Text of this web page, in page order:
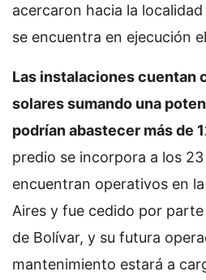
acercaron hacia la
se encuentra en ejecución
Las instalaciones cuentan
solares sumando una
podrían abastecer más de
predio se incorpora a los
encuentran operativos en
Aires y fue cedido por
de Bolívar, y su futura
mantenimiento estará a